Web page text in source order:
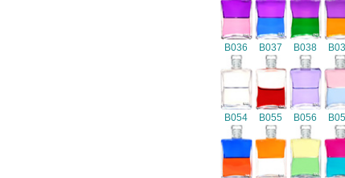
B036 B037 B038
B054 B055 B056